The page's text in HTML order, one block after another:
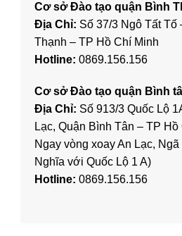
Cơ sở Đào tạo quận Bình
Địa Chỉ: Số 37/3 Ngô Tất Tố
Thạnh – TP Hồ Chí Minh
Hotline: 0869.156.156
Cơ sở Đào tạo quận Bình
Địa Chỉ: Số 913/3 Quốc Lộ
Lạc, Quận Bình Tân – TP Hồ
Ngay vòng xoay An Lạc,
Nghĩa với Quốc Lộ 1 A)
Hotline: 0869.156.156